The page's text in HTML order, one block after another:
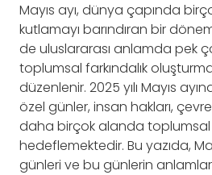
Mayıs ayı, dünya çapında
kutlamayı barındıran bir
de uluslararası anlamda pek
toplumsal farkındalık
düzenlenir. 2025 yılı Mayıs
özel günler, insan hakları,
daha birçok alanda toplumsal
hedeflemektedir. Bu yazıda,
günleri ve bu günlerin